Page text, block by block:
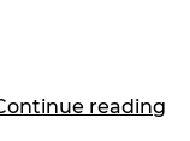
reading